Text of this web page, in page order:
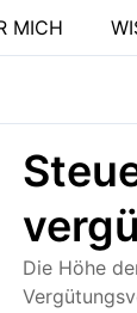
MICH
Die Höhe